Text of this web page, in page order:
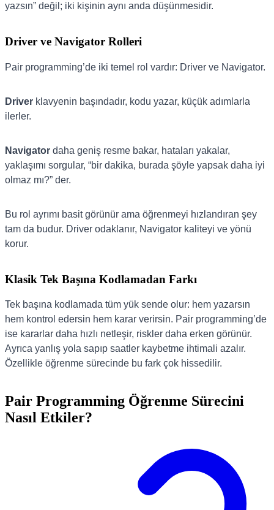
yazsın” değil; iki kişinin aynı anda düşünmesidir.
Driver ve Navigator Rolleri
Pair programming’de iki temel rol vardır: Driver ve Navigator.
Driver klavyenin başındadır, kodu yazar, küçük adımlarla
ilerler.
Navigator daha geniş resme bakar, hataları yakalar,
yaklaşımı sorgular, “bir dakika, burada şöyle yapsak daha iyi
olmaz mı?” der.
Bu rol ayrımı basit görünür ama öğrenmeyi hızlandıran şey
tam da budur. Driver odaklanır, Navigator kaliteyi ve yönü
korur.
Klasik Tek Başına Kodlamadan Farkı
Tek başına kodlamada tüm yük sende olur: hem yazarsın
hem kontrol edersin hem karar verirsin. Pair programming’de
ise kararlar daha hızlı netleşir, riskler daha erken görünür.
Ayrıca yanlış yola sapıp saatler kaybetme ihtimali azalır.
Özellikle öğrenme sürecinde bu fark çok hissedilir.
Pair Programming Öğrenme Sürecini
Nasıl Etkiler?